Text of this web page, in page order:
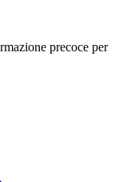
precoce per